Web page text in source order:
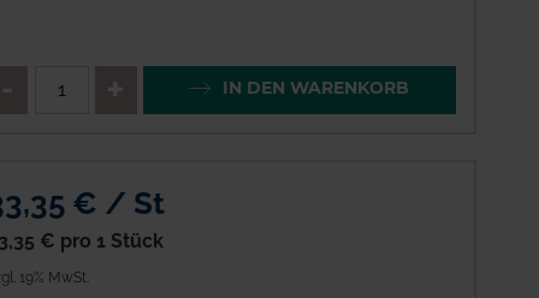
QTY_CONTROL_DECREASE
IN DEN WARENKORB
€ / St
€ pro 1 Stück
19% MwSt.